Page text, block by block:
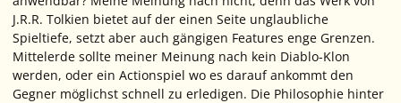
J.R.R. Tolkien bietet auf der einen Seite unglaubliche
Spieltiefe, setzt aber auch gängigen Features enge Grenzen.
Mittelerde sollte meiner Meinung nach kein Diablo-Klon
werden, oder ein Actionspiel wo es darauf ankommt den
Gegner möglichst schnell zu erledigen. Die Philosophie hinter